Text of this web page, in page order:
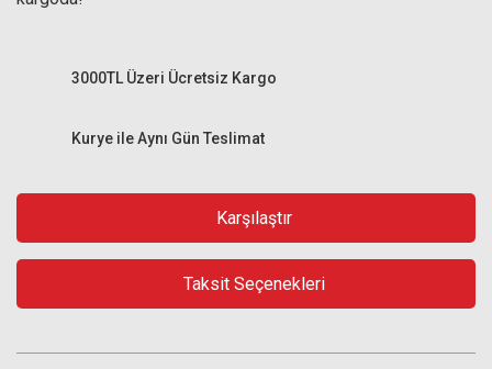
Kurye ile Aynı Gün Teslimat
3000TL Üzeri Ücretsiz Kargo
Karşılaştır
Taksit Seçenekleri